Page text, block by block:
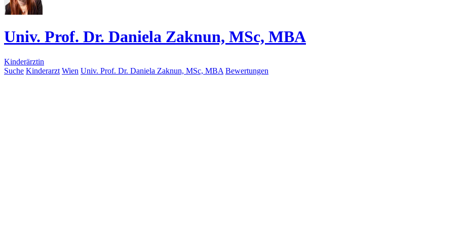
Univ. Prof. Dr. Daniela Zaknun, MSc, MBA
Kinderärztin
Suche Kinderarzt Wien Univ. Prof. Dr. Daniela Zaknun, MSc, MBA Bewertungen